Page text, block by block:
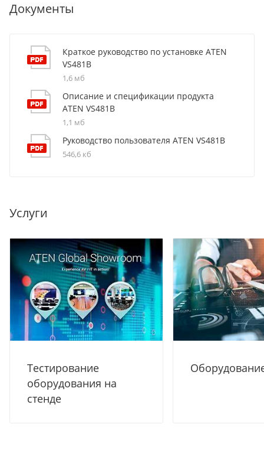
Документы
Краткое руководство по установке ATEN
VS481B
1,6 мб
Описание и спецификации продукта
ATEN VS481B
1,1 мб
Руководство пользователя ATEN VS481B
546,6 кб
Услуги
Тестирование
оборудования на
стенде